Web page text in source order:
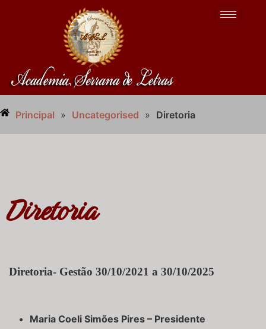
Principal » Uncategorised » Diretoria
Diretoria
Diretoria- Gestão 30/10/2021 a 30/10/2025
Maria Coeli Simões Pires – Presidente